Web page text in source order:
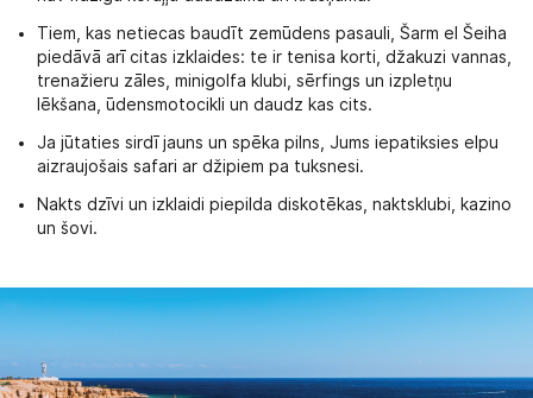
Tiem, kas netiecas baudīt zemūdens pasauli, Šarm el Šeiha
piedāvā arī citas izklaides: te ir tenisa korti, džakuzi vannas,
trenažieru zāles, minigolfa klubi, sērfings un izpletņu
lēkšana, ūdensmotocikli un daudz kas cits.
Ja jūtaties sirdī jauns un spēka pilns, Jums iepatiksies elpu
aizraujošais safari ar džipiem pa tuksnesi.
Nakts dzīvi un izklaidi piepilda diskotēkas, naktsklubi, kazino
un šovi.